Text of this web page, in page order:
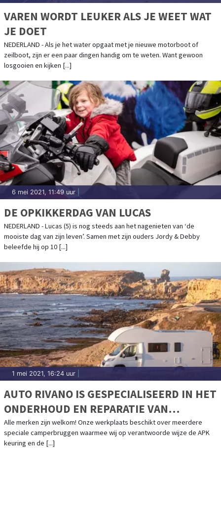
VAREN WORDT LEUKER ALS JE WEET WAT
JE DOET
NEDERLAND - Als je het water opgaat met je nieuwe motorboot of
zeilboot, zijn er een paar dingen handig om te weten. Want gewoon
losgooien en kijken [...]
6 mei 2021, 11:49 uur
DE OPKIKKERDAG VAN LUCAS
NEDERLAND - Lucas (5) is nog steeds aan het nagenieten van ‘de
mooiste dag van zijn leven’. Samen met zijn ouders Jordy & Debby
beleefde hij op 10 [...]
1 mei 2021, 16:24 uur
AUTO RIVANO IS GESPECIALISEERD IN HET
ONDERHOUD EN REPARATIE VAN
CAMPERS
Alle merken zijn welkom! Onze werkplaats beschikt over meerdere
speciale camperbruggen waarmee wij op verantwoorde wijze de APK
keuring en de [...]